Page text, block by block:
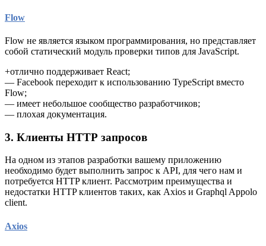
Flow
Flow не является языком программирования, но представляет
собой статический модуль проверки типов для JavaScript.
+отлично поддерживает React;
— Facebook переходит к использованию TypeScript вместо
Flow;
— имеет небольшое сообщество разработчиков;
— плохая документация.
3. Клиенты HTTP запросов
На одном из этапов разработки вашему приложению
необходимо будет выполнить запрос к API, для чего нам и
потребуется HTTP клиент. Рассмотрим преимущества и
недостатки HTTP клиентов таких, как Axios и Graphql Appolo
client.
Axios